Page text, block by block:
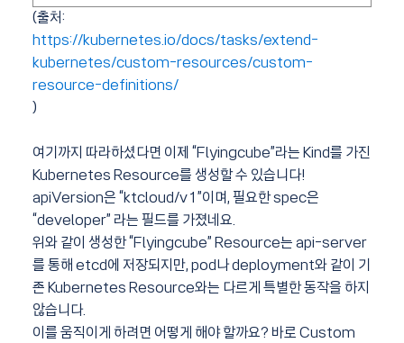
(출처:
https://kubernetes.io/docs/tasks/extend-
kubernetes/custom-resources/custom-
resource-definitions/
)
여기까지 따라하셨다면 이제 “Flyingcube”라는 Kind를 가진
Kubernetes Resource를 생성할 수 있습니다!
apiVersion은 “ktcloud/v1”이며, 필요한 spec은
“developer” 라는 필드를 가졌네요.
위와 같이 생성한 “Flyingcube” Resource는 api-server
를 통해 etcd에 저장되지만, pod나 deployment와 같이 기
존 Kubernetes Resource와는 다르게 특별한 동작을 하지
않습니다.
이를 움직이게 하려면 어떻게 해야 할까요? 바로 Custom